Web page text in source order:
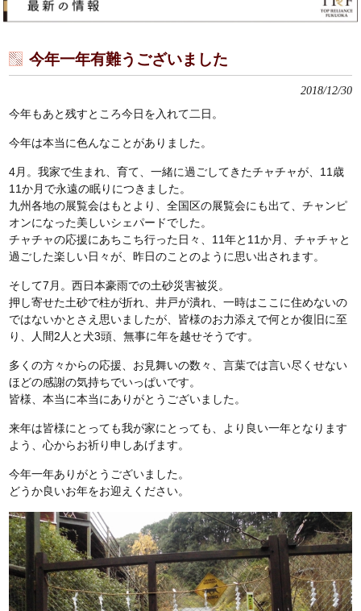
今年一年有難うございました
2018/12/30
今年もあと残すところ今日を入れて二日。
今年は本当に色んなことがありました。
4月。我家で生まれ、育て、一緒に過ごしてきたチャチャが、11歳
11か月で永遠の眠りにつきました。
九州各地の展覧会はもとより、全国区の展覧会にも出て、チャンピ
オンになった美しいシェパードでした。
チャチャの応援にあちこち行った日々、11年と11か月、チャチャと
過ごした楽しい日々が、昨日のことのように思い出されます。
そして7月。西日本豪雨での土砂災害被災。
押し寄せた土砂で柱が折れ、井戸が潰れ、一時はここに住めないの
ではないかとさえ思いましたが、皆様のお力添えで何とか復旧に至
り、人間2人と犬3頭、無事に年を越せそうです。
多くの方々からの応援、お見舞いの数々、言葉では言い尽くせない
ほどの感謝の気持ちでいっぱいです。
皆様、本当に本当にありがとうございました。
来年は皆様にとっても我が家にとっても、より良い一年となります
よう、心からお祈り申しあげます。
今年一年ありがとうございました。
どうか良いお年をお迎えください。